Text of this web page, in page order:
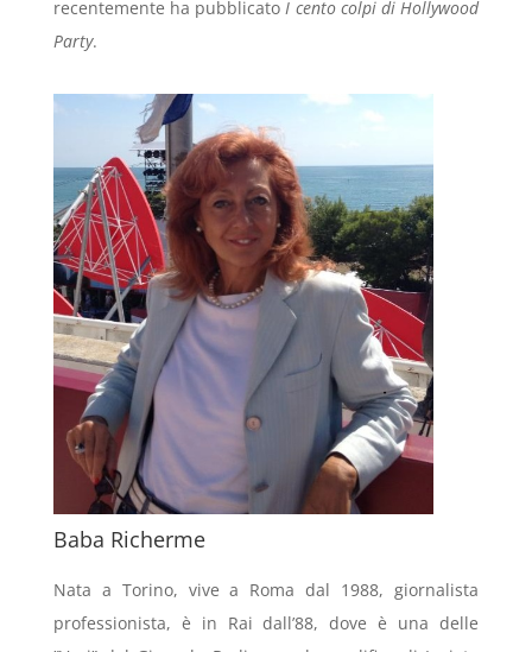
recentemente ha pubblicatoI cento colpi di Hollywood
Party.
Baba Richerme
Nata a Torino, vive a Roma dal 1988, giornalista
professionista, è in Rai dall’88, dove è una delle